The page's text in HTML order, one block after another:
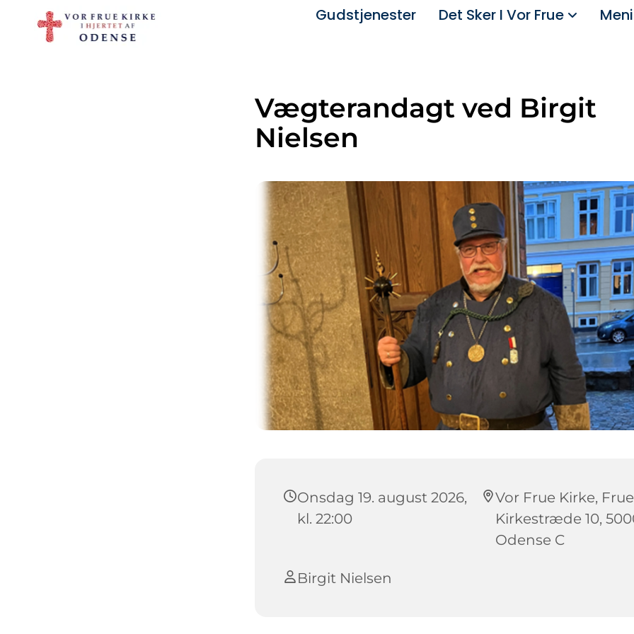
Gudstjenester Det Sker I Vor Frue
Vægterandagt ved Birgit
Nielsen
Onsdag 19. august 2026,
kl. 22:00
Vor Frue Kirke, Frue
Kirkestræde 10,
Odense C
Birgit Nielsen